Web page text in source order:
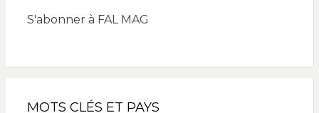
S'abonner à FAL MAG
MOTS CLÉS ET PAYS